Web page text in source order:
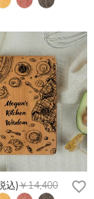
込)￥14,400